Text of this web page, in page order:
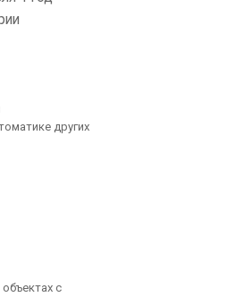
других
с